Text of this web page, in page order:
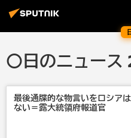
〇日のニュー
最後通牒的な物言いをロシア
ない＝露大統領府報道官